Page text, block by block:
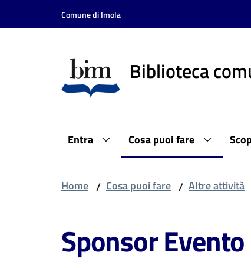
Vai al contenuto
Vai alla navigazione
Comune di Imola
Biblioteca
Entra Cosa puoi fare
Home / Cosa puoi fare / Altre attività
Sponsor Evento